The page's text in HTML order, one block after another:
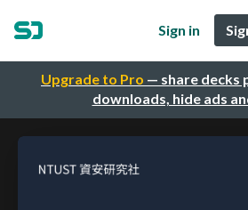
Upgrade to Pro — share decks
downloads, hide ads
Sign in